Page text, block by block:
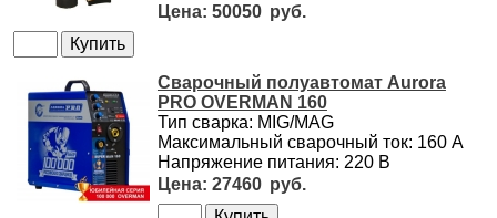
50050
Сварочный полуавтомат Aurora
PRO OVERMAN 160
Тип сварка: MIG/MAG
Максимальный сварочный ток: 160 А
Напряжение питания: 220 В
27460